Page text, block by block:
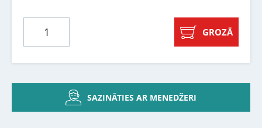
GROZĀ
SAZINĀTIES AR MENEDŽERI